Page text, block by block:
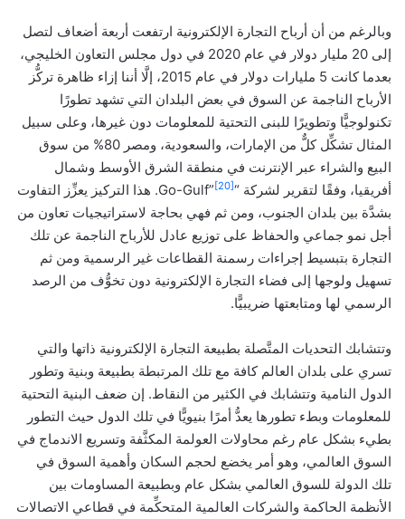
وبالرغم من أن أرباح التجارة الإلكترونية ارتفعت أربعة أضعاف لتصل
إلى 20 مليار دولار في عام 2020 في دول مجلس التعاون الخليجي،
بعدما كانت 5 مليارات دولار في عام 2015، إلَّا أننا إزاء ظاهرة تركُّز
الأرباح الناجمة عن السوق في بعض البلدان التي تشهد تطورًا
تكنولوجيًّا وتطويرًا للبنى التحتية للمعلومات دون غيرها، وعلى سبيل
المثال تشكِّل كلٌّ من الإمارات، والسعودية، ومصر 80% من سوق
البيع والشراء عبر الإنترنت في منطقة الشرق الأوسط وشمال
أفريقيا، وفقًا لتقرير لشركة “Go-Gulf”[20]
. هذا التركيز يعزِّز التفاوت
بشدَّة بين بلدان الجنوب، ومن ثم فهي بحاجة لاستراتيجيات تعاون من
أجل نمو جماعي والحفاظ على توزيع عادل للأرباح الناجمة عن تلك
التجارة بتبسيط إجراءات رسمنة القطاعات غير الرسمية ومن ثم
تسهيل ولوجها إلى فضاء التجارة الإلكترونية دون تخوُّف من الرصد
الرسمي لها ومتابعتها ضريبيًّا.
وتتشابك التحديات المتَّصلة بطبيعة التجارة الإلكترونية ذاتها والتي
تسري على بلدان العالم كافة مع تلك المرتبطة بطبيعة وبنية وتطور
الدول النامية وتتشابك في الكثير من النقاط. إن ضعف البنية التحتية
للمعلومات وبطء تطورها يعدُّ أمرًا بنيويًّا في تلك الدول حيث التطور
بطيء بشكل عام رغم محاولات العولمة المكثَّفة وتسريع الاندماج في
السوق العالمي، وهو أمر يخضع لحجم السكان وأهمية السوق في
تلك الدولة للسوق العالمي بشكل عام وبطبيعة المساومات بين
الأنظمة الحاكمة والشركات العالمية المتحكِّمة في قطاعي الاتصالات